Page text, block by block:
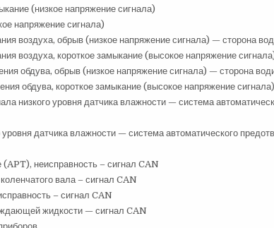
(низкое напряжение сигнала)
напряжение сигнала)
воздуха, обрыв (низкое напряжение сигнала) — сторона
воздуха, короткое замыкание (высокое напряжение
обдува, обрыв (низкое напряжение сигнала) — сторона
обдува, короткое замыкание (высокое напряжение
низкого уровня датчика влажности — система
датчика влажности — система автоматического
неисправность – сигнал CAN
вала – сигнал CAN
– сигнал CAN
жидкости — сигнал CAN